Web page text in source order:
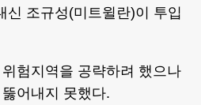
신 조규성(미트윌란)이 투입
험지역을 공략하려 했으나
어내지 못했다.